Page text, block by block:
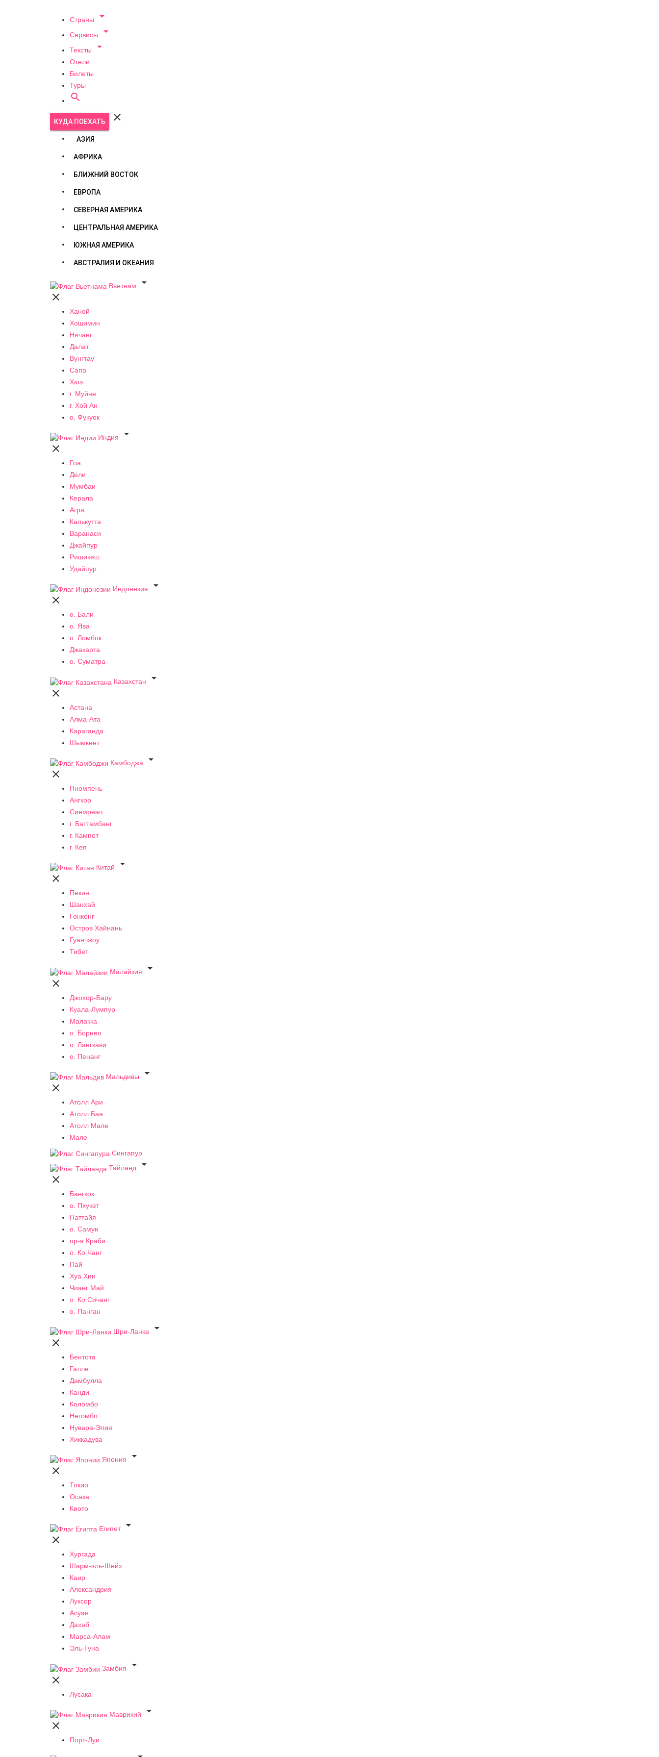
Страны 
Сервисы 
Тексты 
Отели
Билеты
Туры

КУДА ПОЕХАТЬ 
АЗИЯ
АФРИКА
БЛИЖНИЙ ВОСТОК
ЕВРОПА
СЕВЕРНАЯ АМЕРИКА
ЦЕНТРАЛЬНАЯ АМЕРИКА
ЮЖНАЯ АМЕРИКА
АВСТРАЛИЯ И ОКЕАНИЯ
Вьетнам


Ханой
Хошимин
Нячанг
Далат
Вунгтау
Сапа
Хюэ
г. Муйне
г. Хой Ан
о. Фукуок
Индия


Гоа
Дели
Мумбаи
Керала
Агра
Калькутта
Варанаси
Джайпур
Ришикеш
Удайпур
Индонезия


о. Бали
о. Ява
о. Ломбок
Джакарта
о. Суматра
Казахстан


Астана
Алма-Ата
Караганда
Шымкент
Камбоджа


Пномпень
Ангкор
Сиемреап
г. Баттамбанг
г. Кампот
г. Кеп
Китай


Пекин
Шанхай
Гонконг
Остров Хайнань
Гуанчжоу
Тибет
Малайзия


Джохор-Бару
Куала-Лумпур
Малакка
о. Борнео
о. Лангкави
о. Пенанг
Мальдивы


Атолл Ари
Атолл Баа
Атолл Мале
Мале
Сингапур
Тайланд


Бангкок
о. Пхукет
Паттайя
о. Самуи
пр-я Краби
о. Ко Чанг
Пай
Хуа Хин
Чианг Май
о. Ко Сичанг
о. Панган
Шри-Ланка


Бентота
Галле
Дамбулла
Канди
Коломбо
Негомбо
Нувара-Элия
Хиккадува
Япония


Токио
Осака
Киото
Египет


Хургада
Шарм-эль-Шейх
Каир
Александрия
Луксор
Асуан
Дахаб
Марса-Алам
Эль-Гуна
Замбия


Лусака
Маврикий


Порт-Луи